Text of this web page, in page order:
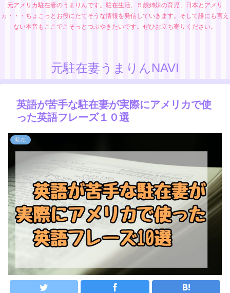
元アメリカ駐在妻のうまりんです。駐在生活、５歳姉妹の育児、日本とアメリ
カ・・・ちょこっとお役にたてそうな情報を発信していきます。そして誰にも言え
ない本音もここでこそっとつぶやきたいです。ぜひお立ち寄りください。
元駐在妻うまりんNAVI
英語が苦手な駐在妻が実際にアメリカで使
った英語フレーズ１０選
駐在